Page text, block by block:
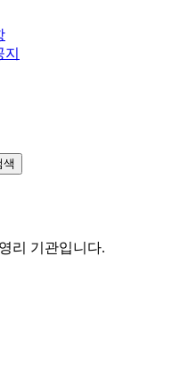
리 기관입니다.